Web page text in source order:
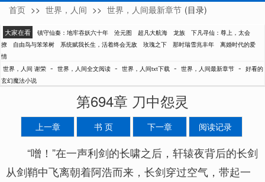
谢荣
首页 >> 世界，人间 >> 世界，人间最新章节 (目录)
大家在看 镇守仙秦：地牢吞妖六十年 沧元图 超凡大航海 龙族
下凡寻仙：尊上，太会
撩
自由鸟与笨笨树 系统赋我长生，活着终会无敌 玫瑰之下 那时瑞雪兆丰年
离婚时代的爱
情
世界，人间 谢荣 - 世界，人间全文阅读 - 世界，人间txt下载 - 世界，人间最新章节 - 好看的
玄幻魔法小说
第694章 刀中怨灵
上一章 书 页 下一章 阅读记录
“噌！”在一声利剑的长啸之后，轩辕夜背后的长剑
从剑鞘中飞离朝着阿浩而来，长剑穿过空气，带起一